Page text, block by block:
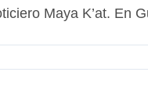
Maya K’at. En